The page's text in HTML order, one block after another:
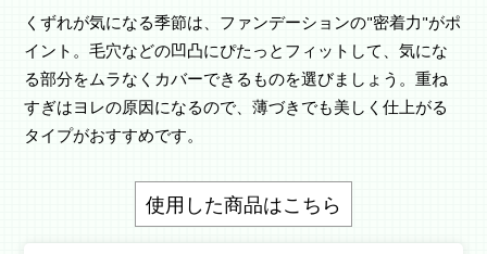
くずれが気になる季節は、ファンデーションの"密着力"がポ
イント。毛穴などの凹凸にぴたっとフィットして、気にな
る部分をムラなくカバーできるものを選びましょう。重ね
すぎはヨレの原因になるので、薄づきでも美しく仕上がる
タイプがおすすめです。
使用した商品はこちら